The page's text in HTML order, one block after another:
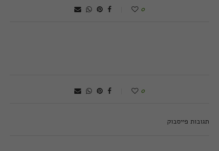
0
0
תגובות פייסבוק